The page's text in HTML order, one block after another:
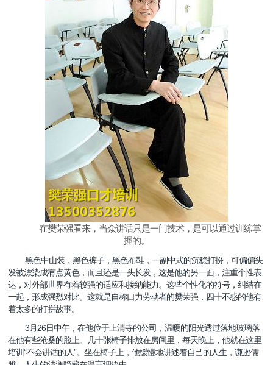
在樊荣强看来，当众讲话只是一门技术，是可以通过训练掌
握的。
黑色中山装，黑色裤子，黑色布鞋，一副中式的沉稳打扮，可偏偏头
发被漂染成有点黄色，而且还是一头长发，这是他的另一面，注重个性表
达，对外部世界有着较强的适应和接纳能力。这些个性化的符号，纠结在
一起，形成强烈对比。这就是自称口力劳动者的樊荣强，四十不惑的他有
着太多的打拼故事。
3月26 日中午，在他位于上清寺的公司，温暖的阳光透过落地玻璃落
在他有些沧桑的脸上。几十张椅子排放在房间里，每天晚上，他就在这里
培训“不会讲话的人”。坐在椅子上，他缓慢地讲述着自己的人生，谦逊儒